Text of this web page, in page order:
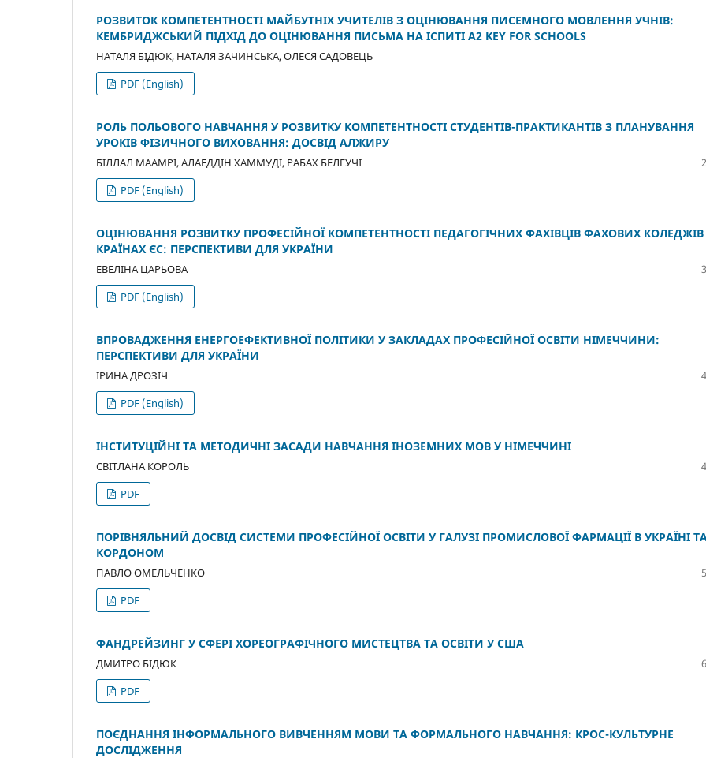
РОЗВИТОК КОМПЕТЕНТНОСТІ МАЙБУТНІХ УЧИТЕЛІВ З ОЦІНЮВАННЯ ПИСЕМНОГО МОВЛЕННЯ УЧНІВ:
КЕМБРИДЖСЬКИЙ ПІДХІД ДО ОЦІНЮВАННЯ ПИСЬМА НА ІСПИТІ A2 KEY FOR SCHOOLS
НАТАЛЯ БІДЮК, НАТАЛЯ ЗАЧИНСЬКА, ОЛЕСЯ САДОВЕЦЬ
PDF (English)
РОЛЬ ПОЛЬОВОГО НАВЧАННЯ У РОЗВИТКУ КОМПЕТЕНТНОСТІ СТУДЕНТІВ-ПРАКТИКАНТІВ З ПЛАНУВАННЯ
УРОКІВ ФІЗИЧНОГО ВИХОВАННЯ: ДОСВІД АЛЖИРУ
БІЛЛАЛ МААМРІ, АЛАЕДДІН ХАММУДІ, РАБАХ БЕЛГУЧІ
PDF (English)
ОЦІНЮВАННЯ РОЗВИТКУ ПРОФЕСІЙНОЇ КОМПЕТЕНТНОСТІ ПЕДАГОГІЧНИХ ФАХІВЦІВ ФАХОВИХ КОЛЕДЖІВ
КРАЇНАХ ЄС: ПЕРСПЕКТИВИ ДЛЯ УКРАЇНИ
ЕВЕЛІНА ЦАРЬОВА
PDF (English)
ВПРОВАДЖЕННЯ ЕНЕРГОЕФЕКТИВНОЇ ПОЛІТИКИ У ЗАКЛАДАХ ПРОФЕСІЙНОЇ ОСВІТИ НІМЕЧЧИНИ:
ПЕРСПЕКТИВИ ДЛЯ УКРАЇНИ
ІРИНА ДРОЗІЧ
PDF (English)
ІНСТИТУЦІЙНІ ТА МЕТОДИЧНІ ЗАСАДИ НАВЧАННЯ ІНОЗЕМНИХ МОВ У НІМЕЧЧИНІ
СВІТЛАНА КОРОЛЬ
PDF
ПОРІВНЯЛЬНИЙ ДОСВІД СИСТЕМИ ПРОФЕСІЙНОЇ ОСВІТИ У ГАЛУЗІ ПРОМИСЛОВОЇ ФАРМАЦІЇ В УКРАЇНІ
КОРДОНОМ
ПАВЛО ОМЕЛЬЧЕНКО
PDF
ФАНДРЕЙЗИНГ У СФЕРІ ХОРЕОГРАФІЧНОГО МИСТЕЦТВА ТА ОСВІТИ У США
ДМИТРО БІДЮК
PDF
ПОЄДНАННЯ ІНФОРМАЛЬНОГО ВИВЧЕННЯМ МОВИ ТА ФОРМАЛЬНОГО НАВЧАННЯ: КРОС-КУЛЬТУРНЕ
ДОСЛІДЖЕННЯ